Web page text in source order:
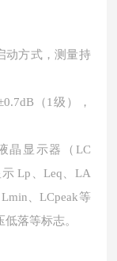
动方式，测量持
（1级），
晶显示器（LC
Lp、Leq、LA
、LCpeak等
落等标志。